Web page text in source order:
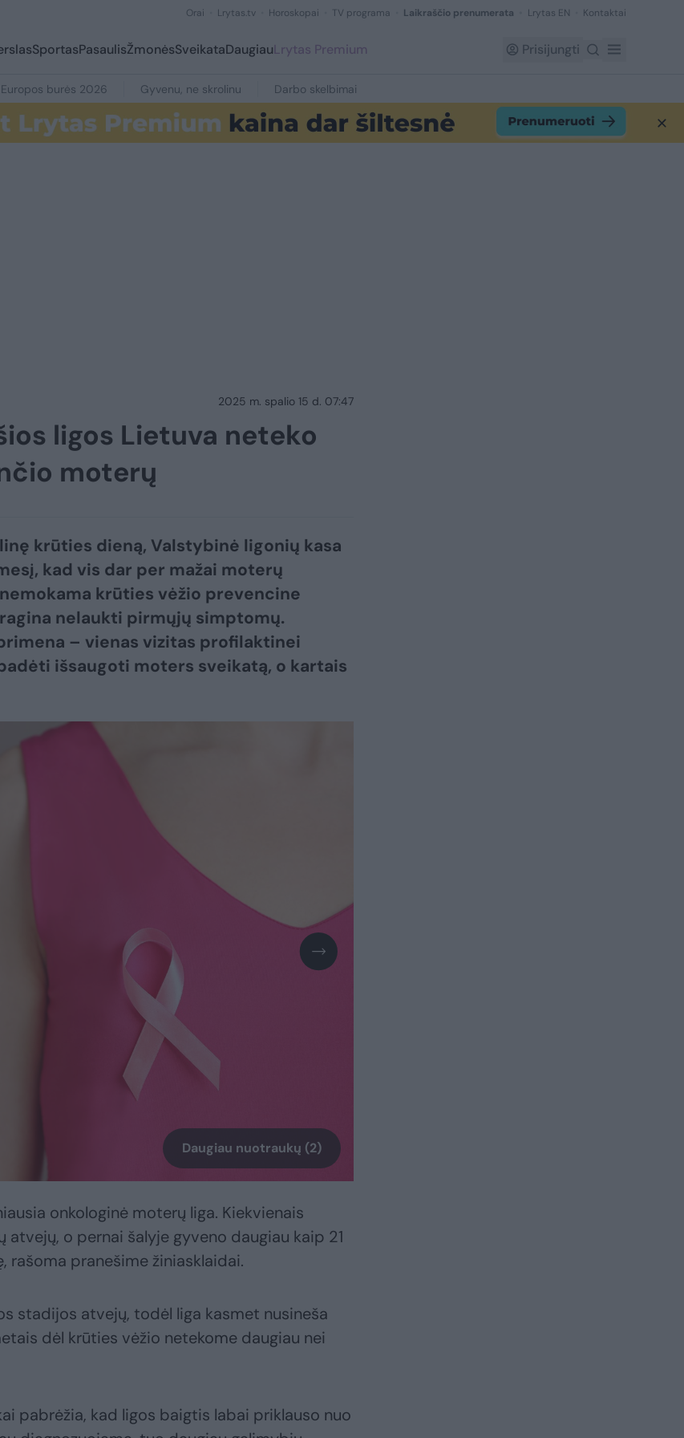
Orai Lrytas.tv Horoskopai TV programa Laikraščio prenumerata Lrytas EN Kontaktai
SportasPasaulisŽmonėsSveikataDaugiauLrytas Premium Prisijungti
Europos burės 2026 Gyvenu, ne skrolinu Darbo skelbimai
2025 m. spalio 15 d. 07:47
ligos Lietuva neteko
moterų
krūties dieną, Valstybinė ligonių kasa
kad vis dar per mažai moterų
krūties vėžio prevencine
nelaukti pirmųjų simptomų.
– vienas vizitas profilaktinei
išsaugoti moters sveikatą, o kartais
Daugiau nuotraukų (2)
onkologinė moterų liga. Kiekvienais
o pernai šalyje gyveno daugiau kaip 21
rašoma pranešime žiniasklaidai.
stadijos atvejų, todėl liga kasmet nusineša
dėl krūties vėžio netekome daugiau nei
pabrėžia, kad ligos baigtis labai priklauso nuo